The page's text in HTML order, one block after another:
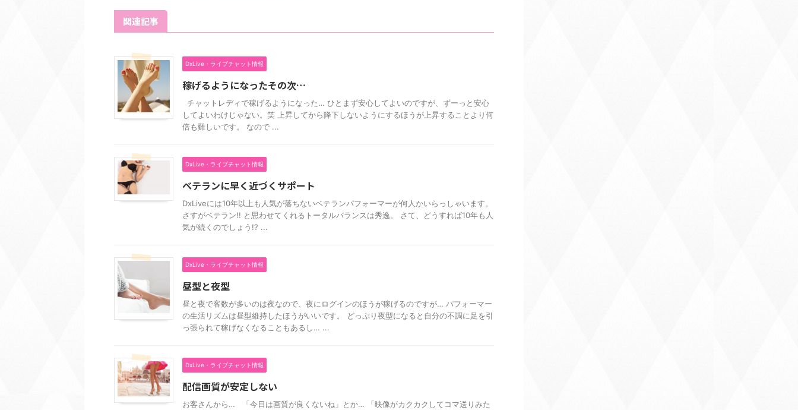
関連記事
DxLive・ライブチャット情報
稼げるようになったその次…
チャットレディで稼げるようになった… ひとまず安心してよいのですが、ずーっと安心
してよいわけじゃない。笑 上昇してから降下しないようにするほうが上昇することより何
倍も難しいです。 なので ...
DxLive・ライブチャット情報
ベテランに早く近づくサポート
DxLiveには10年以上も人気が落ちないベテランパフォーマーが何人かいらっしゃいます。
さすがベテラン!! と思わせてくれるトータルバランスは秀逸。 さて、どうすれば10年も人
気が続くのでしょう!? ...
DxLive・ライブチャット情報
昼型と夜型
昼と夜で客数が多いのは夜なので、夜にログインのほうが稼げるのですが… パフォーマー
の生活リズムは昼型維持したほうがいいです。 どっぷり夜型になると自分の不調に足を引
っ張られて稼げなくなることもあるし… ...
DxLive・ライブチャット情報
配信画質が安定しない
お客さんから… 「今日は画質が良くないね」とか… 「映像がカクカクしてコマ送りみた